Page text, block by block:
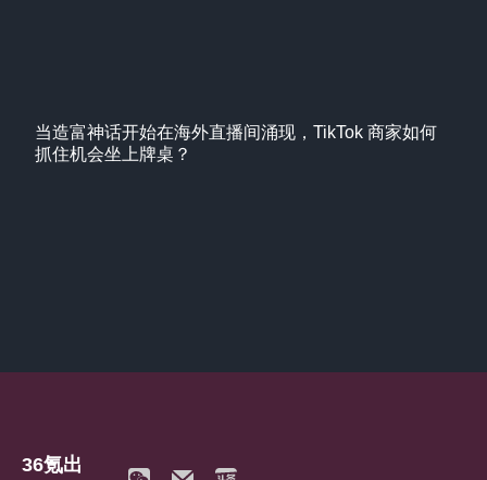
当造富神话开始在海外直播间涌现，TikTok 商家如何
抓住机会坐上牌桌？
36氪出